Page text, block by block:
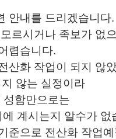
안내를 드리겠습니다.
르시거나 족보가 없
렵습니다.
산화 작업이 되지 않
않는 실정이라
성함만으로는
계시는지 알수가 없
준으로 전산화 작업